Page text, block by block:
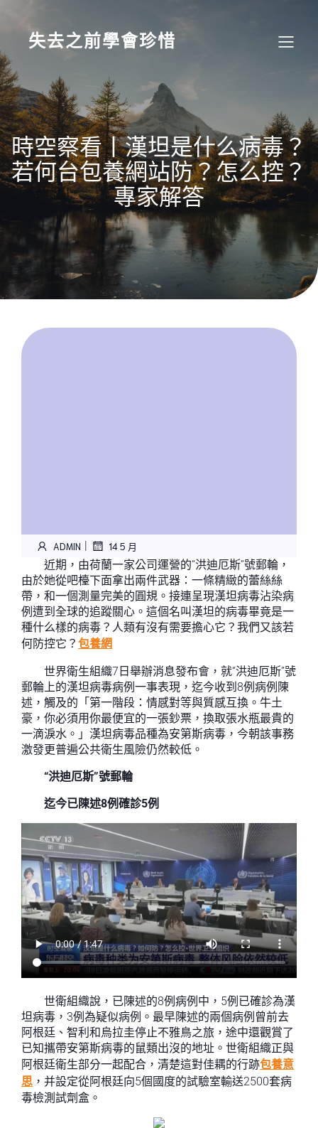
content
失去之前學會珍惜
時空察看丨漢坦是什么病毒？
若何台包養網站防？怎么控？
專家解答
ADMIN | 14 5 月
近期，由荷蘭一家公司運營的“洪迪厄斯”號郵輪，
由於她從吧檯下面拿出兩件武器：一條精緻的蕾絲絲
帶，和一個測量完美的圓規。接連呈現漢坦病毒沾染病
例遭到全球的追蹤關心。這個名叫漢坦的病毒畢竟是一
種什么樣的病毒？人類有沒有需要擔心它？我們又該若
何防控它？ 包養網
世界衛生組織7日舉辦消息發布會，就“洪迪厄斯”號
郵輪上的漢坦病毒病例一事表現，迄今收到8例病例陳
述，觸及的「第一階段：情感對等與質感互換。牛土
豪，你必須用你最便宜的一張鈔票，換取張水瓶最貴的
一滴淚水。」漢坦病毒品種為安第斯病毒，今朝該事務
激發更普遍公共衛生風險仍然較低。
“洪迪厄斯”號郵輪
迄今已陳述8例確診5例
世衛組織說，已陳述的8例病例中，5例已確診為漢
坦病毒，3例為疑似病例。最早陳述的兩個病例曾前去
阿根廷、智利和烏拉圭停止不雅鳥之旅，途中還觀賞了
已知攜帶安第斯病毒的鼠類出沒的地址。世衛組織正與
阿根廷衛生部分一起配合，清楚這對佳耦的行跡包養意
思 ，并設定從阿根廷向5個國度的試驗室輸送2500套病
毒檢測試劑盒。